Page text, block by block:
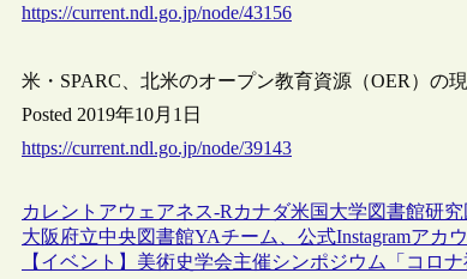
https://current.ndl.go.jp/node/43156
米・SPARC、北米のオープン教育資源（OER）の
Posted 2019年10月1日
https://current.ndl.go.jp/node/39143
カレントアウェアネス-R カナダ米国 大学図書館研
大阪府立中央図書館YAチーム、公式Instagramアカ
【イベント】美術史学会主催シンポジウム「コロ